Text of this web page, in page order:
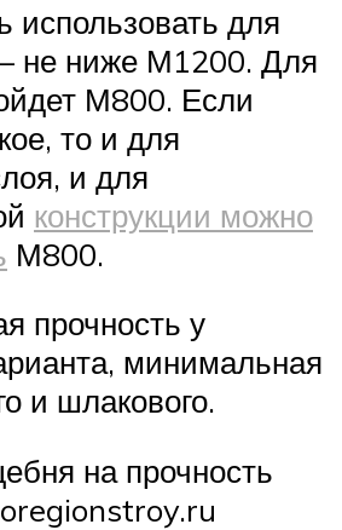
использовать для
не ниже М1200. Для
М800. Если
то и для
и для
конструкции можно
М800.
прочность у
минимальная
и шлакового.
на прочность